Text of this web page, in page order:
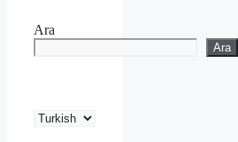
Ara
Ara